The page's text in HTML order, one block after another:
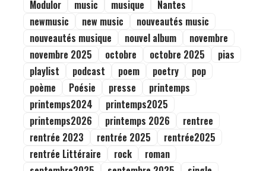
Modulor
music musique
Nantes
newmusic
new music
nouveautés music
nouveautés musique
nouvel album
novembre
novembre 2025
octobre octobre 2025
pias
playlist
podcast poem poetry
pop
poème
Poésie presse
printemps
printemps2024
printemps2025
printemps2026
printemps 2026
rentree
rentrée 2023
rentrée 2025
rentrée2025
rentrée Littéraire
rock
roman